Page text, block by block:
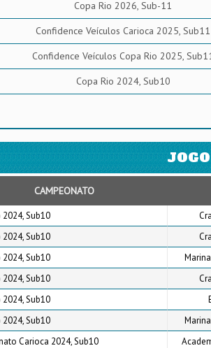
Copa Rio 2026, Sub-11
Confidence Veículos Carioca 2025, Sub11
Confidence Veículos Copa Rio 2025,
Copa Rio 2024, Sub10
CAMPEONATO
Sub10
2024, Sub10
Sub10
2024, Sub10
Sub10
2024, Sub10
Carioca 2024, Sub10